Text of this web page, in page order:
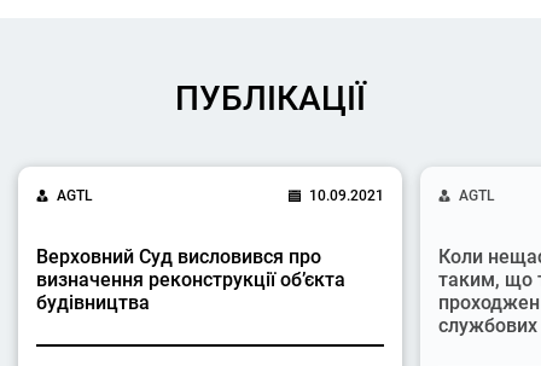
ПУБЛІКАЦІЇ
AGTL 10.09.2021
Верховний Суд висловився про
визначення реконструкції об’єкта
будівництва
AGTL
Коли
таким, що
службових